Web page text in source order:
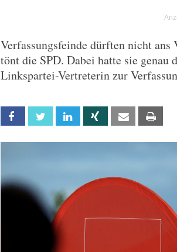
Verfassungsfeinde dürften nicht ans
tönt die SPD. Dabei hatte sie genau
Linkspartei-Vertreterin zur
Facebook Twitter Linkedin Xing Email